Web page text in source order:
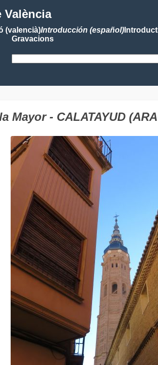
València
(valencià)Introducción (español)
Gravacions
Mayor - CALATAYUD